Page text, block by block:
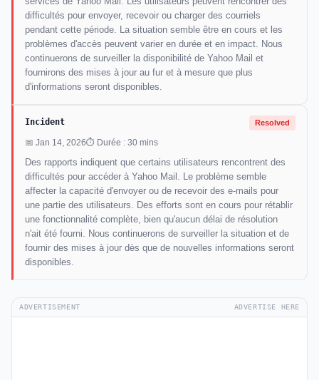
difficultés pour envoyer, recevoir ou charger des courriels
pendant cette période. La situation semble être en cours et les
problèmes d'accès peuvent varier en durée et en impact. Nous
continuerons de surveiller la disponibilité de Yahoo Mail et
fournirons des mises à jour au fur et à mesure que plus
d'informations seront disponibles.
Incident Resolved
📅 Jan 14, 2026⏱ Durée : 30 mins
Des rapports indiquent que certains utilisateurs rencontrent des
difficultés pour accéder à Yahoo Mail. Le problème semble
affecter la capacité d'envoyer ou de recevoir des e-mails pour
une partie des utilisateurs. Des efforts sont en cours pour rétablir
une fonctionnalité complète, bien qu'aucun délai de résolution
n'ait été fourni. Nous continuerons de surveiller la situation et de
fournir des mises à jour dès que de nouvelles informations seront
disponibles.
ADVERTISEMENT ADVERTISE HERE